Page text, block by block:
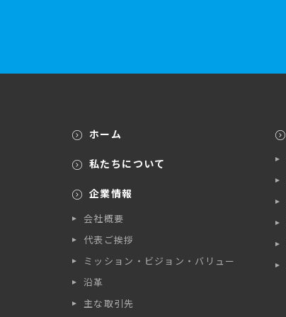
ホーム
私たちについて
企業情報
会社概要
代表ご挨拶
ミッション・ビジョン・バリュー
沿革
主な取引先